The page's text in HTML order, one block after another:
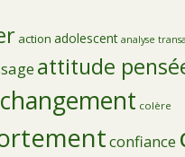
action adolescent analyse
attitude
changement colère
confiance